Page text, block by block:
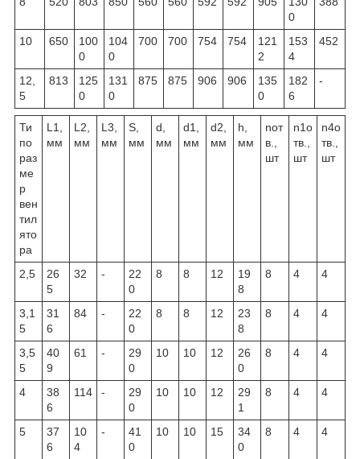
0
10 650
100
0
104
0
700 700 754 754
121
2
153
4
452
12,
5
813
125
0
131
0
875 875 906 906
135
0
182
6
-
Ти
по
раз
ме
р
вен
тил
ято
ра
L1,
мм
L2,
мм
L3,
мм
S,
мм
d,
мм
d1,
мм
d2,
мм
h,
мм
nот
в.,
шт
n1о
тв.,
шт
n4о
тв.,
шт
2,5
26
5
32 -
22
0
8 8 12
19
8
8 4 4
3,1
5
31
6
84 -
22
0
8 8 12
23
8
8 4 4
3,5
5
40
9
61 -
29
0
10 10 12
26
0
8 4 4
4
38
6
114 -
29
0
10 10 12
29
1
8 4 4
5
37
6
10
4
-
41
0
10 10 15
34
0
8 4 4